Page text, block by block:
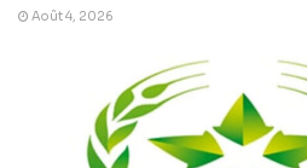
Août 4, 2026